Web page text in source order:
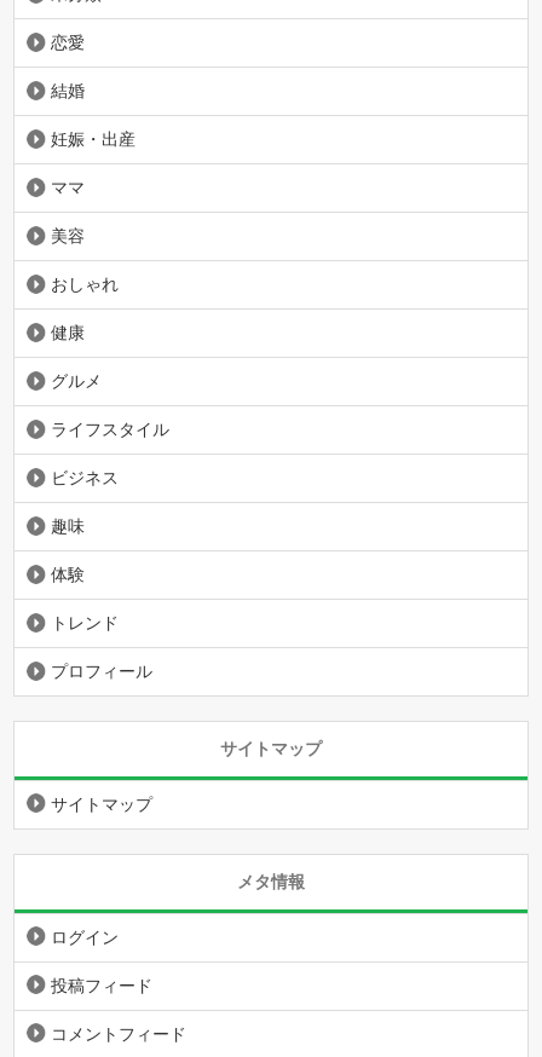
恋愛
結婚
妊娠・出産
ママ
美容
おしゃれ
健康
グルメ
ライフスタイル
ビジネス
趣味
体験
トレンド
プロフィール
サイトマップ
サイトマップ
メタ情報
ログイン
投稿フィード
コメントフィード